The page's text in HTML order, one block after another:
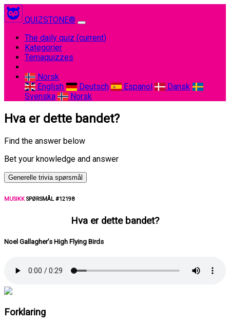
QUIZSTONE®
The daily quiz (current)
Kategorier
Temaquizzes
Norsk
English
Deutsch Espanol
Dansk
Svenska
Norsk
Hva er dette bandet?
Find the answer below
Bet your knowledge and answer
Generelle trivia spørsmål
MUSIKKSPØRSMÅL #12198
Hva er dette bandet?
Noel Gallagher’s High Flying Birds
Forklaring